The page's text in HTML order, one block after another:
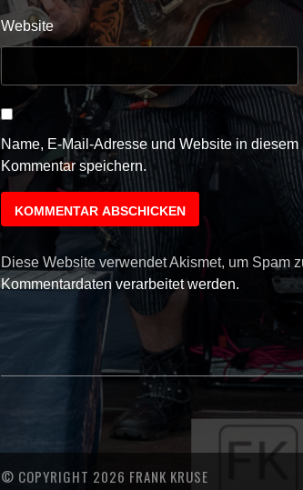
Website
Name, E-Mail-Adresse und Website in
Kommentar speichern.
Diese Website verwendet Akismet, um Spam
Kommentardaten verarbeitet werden.
© COPYRIGHT 2026 FRANK KRUSE